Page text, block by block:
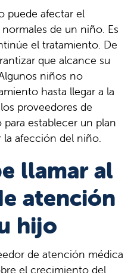
puede afectar el
de un niño. Es
el tratamiento. De
que alcance su
niños no
hasta llegar a la
proveedores de
establecer un plan
afección del niño.
llamar al
atención
hijo
de atención médica
el crecimiento del